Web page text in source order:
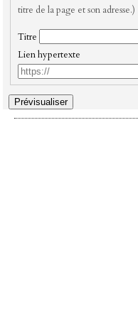
titre de la page et son adresse.)
Titre
Lien hypertexte